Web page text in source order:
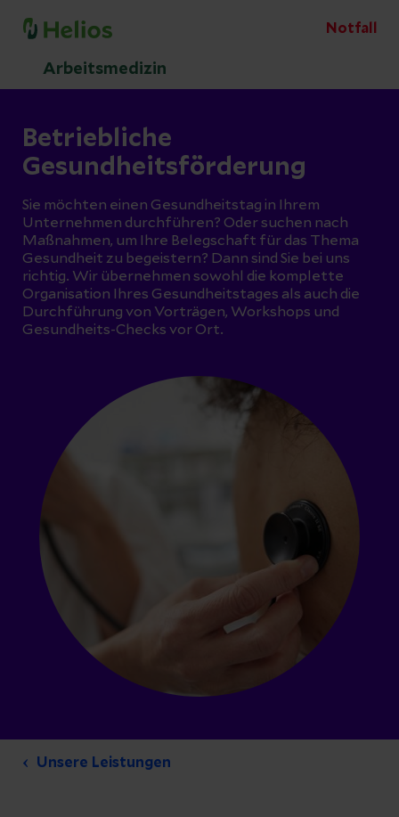
Notfall
Arbeitsmedizin
Betriebliche
Gesundheitsförderung
Sie möchten einen Gesundheitstag in Ihrem
Unternehmen durchführen? Oder suchen nach
Maßnahmen, um Ihre Belegschaft für das Thema
Gesundheit zu begeistern? Dann sind Sie bei uns
richtig. Wir übernehmen sowohl die komplette
Organisation Ihres Gesundheitstages als auch die
Durchführung von Vorträgen, Workshops und
Gesundheits-Checks vor Ort.
Unsere Leistungen